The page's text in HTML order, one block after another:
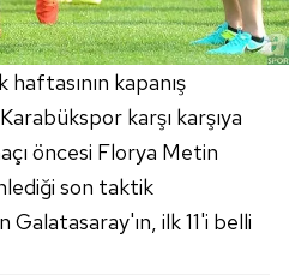
kapanış
karşı karşıya
öncesi Florya Metin
son taktik
Galatasaray'ın, ilk 11'i belli